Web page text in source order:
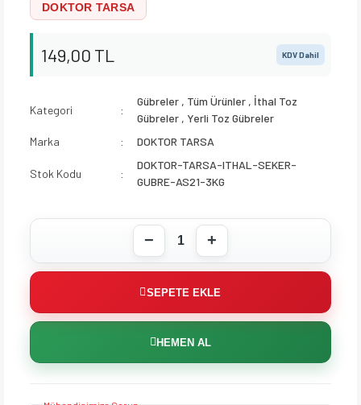
DOKTOR TARSA
149,00 TL KDV Dahil
Kategori
Gübreler , Tüm Ürünler , İthal Toz
Gübreler , Yerli Toz Gübreler
Marka
DOKTOR TARSA
Stok Kodu
DOKTOR-TARSA-ITHAL-SEKER-
GUBRE-AS21-3KG
SEPETE EKLE
HEMEN AL